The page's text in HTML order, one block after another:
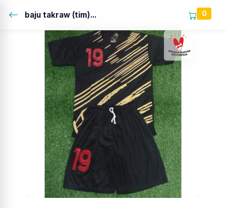
baju takraw (tim)... 0